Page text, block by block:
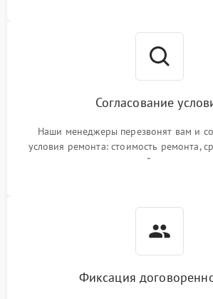
Согласование
Наши менеджеры перезвонят вам и
условия ремонта: стоимость ремонта,
гарантийные условия
Фиксация